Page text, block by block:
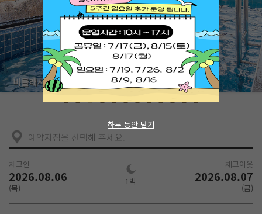
비클래시 키즈풀빌라 북한강점
예약지점을 선택해 주세요.
체크인
2026.08.06
(목)
1박
체크아웃
2026.08.07
(금)
하루 동안 닫기